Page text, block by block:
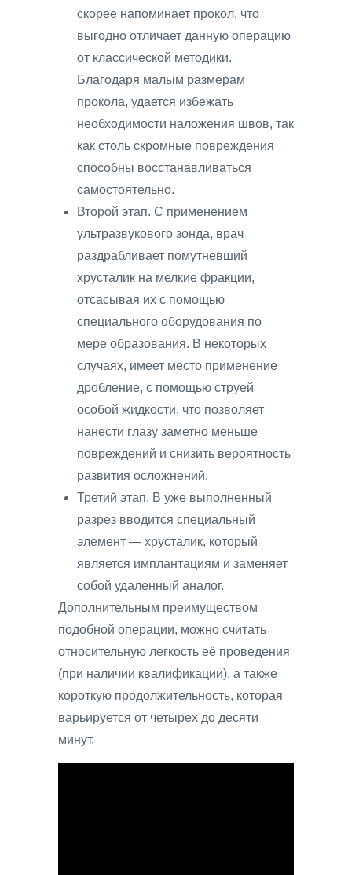
скорее напоминает прокол, что
выгодно отличает данную операцию
от классической методики.
Благодаря малым размерам
прокола, удается избежать
необходимости наложения швов, так
как столь скромные повреждения
способны восстанавливаться
самостоятельно.
Второй этап. С применением
ультразвукового зонда, врач
раздрабливает помутневший
хрусталик на мелкие фракции,
отсасывая их с помощью
специального оборудования по
мере образования. В некоторых
случаях, имеет место применение
дробление, с помощью струей
особой жидкости, что позволяет
нанести глазу заметно меньше
повреждений и снизить вероятность
развития осложнений.
Третий этап. В уже выполненный
разрез вводится специальный
элемент — хрусталик, который
является имплантациям и заменяет
собой удаленный аналог.
Дополнительным преимуществом
подобной операции, можно считать
относительную легкость её проведения
(при наличии квалификации), а также
короткую продолжительность, которая
варьируется от четырех до десяти
минут.